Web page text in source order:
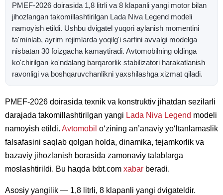
PMEF-2026 doirasida 1,8 litrli va 8 klapanli yangi motor bilan
jihozlangan takomillashtirilgan Lada Niva Legend modeli
namoyish etildi. Ushbu dvigatel yuqori aylanish momentini
ta'minlab, ayrim rejimlarda yoqilg'i sarfini avvalgi modelga
nisbatan 30 foizgacha kamaytiradi. Avtomobilning oldinga
ko'chirilgan ko'ndalang barqarorlik stabilizatori harakatlanish
ravonligi va boshqaruvchanlikni yaxshilashga xizmat qiladi.
PMEF-2026 doirasida texnik va konstruktiv jihatdan sezilarli
darajada takomillashtirilgan yangi Lada Niva Legend modeli
namoyish etildi. Avtomobil oʻzining anʼanaviy yoʻltanlamaslik
falsafasini saqlab qolgan holda, dinamika, tejamkorlik va
bazaviy jihozlanish borasida zamonaviy talablarga
moslashtirildi. Bu haqda Ixbt.com xabar beradi.
Asosiy yangilik — 1,8 litrli, 8 klapanli yangi dvigateldir.